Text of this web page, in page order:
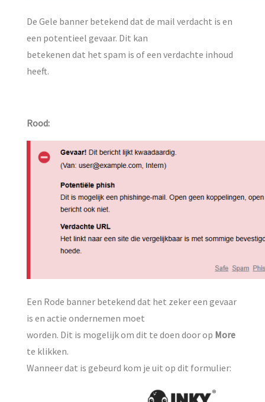
De Gele banner betekend dat de mail verdacht is en
een potentieel gevaar. Dit kan
betekenen dat het spam is of een verdachte inhoud
heeft.
Rood:
Een Rode banner betekend dat het zeker een gevaar
is en actie ondernemen moet
worden. Dit is mogelijk om dit te doen door op More
te klikken.
Wanneer dat is gebeurd kom je uit op dit formulier: